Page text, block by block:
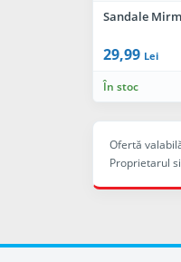
Sandale
29,99 Lei
În stoc
Ofertă
Proprietarul